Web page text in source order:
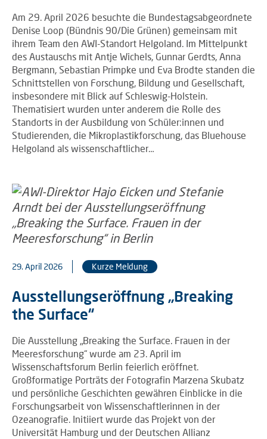
Am 29. April 2026 besuchte die Bundestagsabgeordnete
Denise Loop (Bündnis 90/Die Grünen) gemeinsam mit
ihrem Team den AWI-Standort Helgoland. Im Mittelpunkt
des Austauschs mit Antje Wichels, Gunnar Gerdts, Anna
Bergmann, Sebastian Primpke und Eva Brodte standen die
Schnittstellen von Forschung, Bildung und Gesellschaft,
insbesondere mit Blick auf Schleswig-Holstein.
Thematisiert wurden unter anderem die Rolle des
Standorts in der Ausbildung von Schüler:innen und
Studierenden, die Mikroplastikforschung, das Bluehouse
Helgoland als wissenschaftlicher…
29. April 2026 Kurze Meldung
Ausstellungseröffnung „Breaking
the Surface“
Die Ausstellung „Breaking the Surface. Frauen in der
Meeresforschung“ wurde am 23. April im
Wissenschaftsforum Berlin feierlich eröffnet.
Großformatige Porträts der Fotografin Marzena Skubatz
und persönliche Geschichten gewähren Einblicke in die
Forschungsarbeit von Wissenschaftlerinnen in der
Ozeanografie. Initiiert wurde das Projekt von der
Universität Hamburg und der Deutschen Allianz